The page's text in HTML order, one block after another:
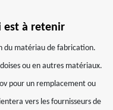
est à retenir
du matériau de fabrication.
ou en autres matériaux.
pour un remplacement ou
vers les fournisseurs de